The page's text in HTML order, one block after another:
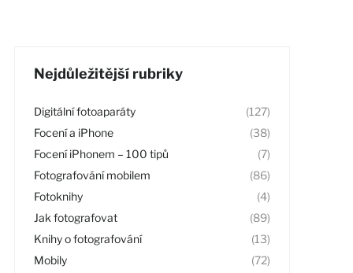
Nejdůležitější rubriky
Digitální fotoaparáty
(127)
Focení a iPhone
(38)
Focení iPhonem – 100 tipů
(7)
Fotografování mobilem
(86)
Fotoknihy
(4)
Jak fotografovat
(89)
Knihy o fotografování
(13)
Mobily
(72)